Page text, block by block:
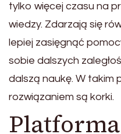
tylko więcej czasu na
wiedzy. Zdarzają się
lepiej zasięgnąć
sobie dalszych
dalszą naukę. W takim
rozwiązaniem są korki.
Platforma